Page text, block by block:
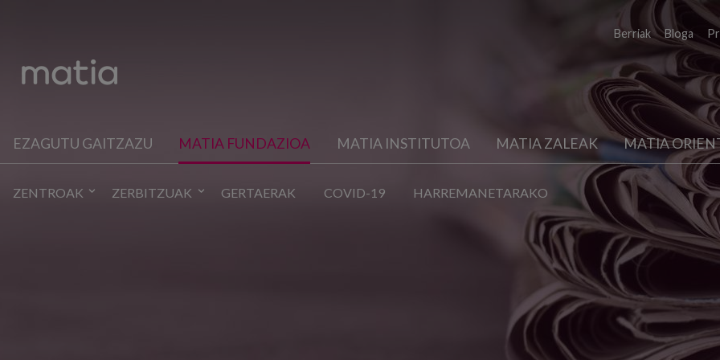
Berriak Bloga
EZAGUTU GAITZAZU MATIA FUNDAZIOA MATIA INSTITUTOA MATIA ZALEAK MATIA
ZENTROAK ZERBITZUAK GERTAERAK COVID-19 HARREMANETARAKO